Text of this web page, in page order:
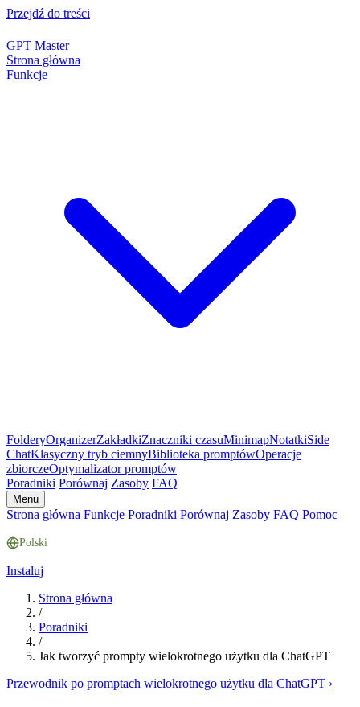
Przejdź do treści
GPT Master
Strona główna
Funkcje
FolderyOrganizerZakładkiZnaczniki czasuMinimapNotatkiSide
ChatKlasyczny tryb ciemnyBiblioteka promptówOperacje
zbiorczeOptymalizator promptów
Poradniki Porównaj Zasoby FAQ
Menu
Strona główna Funkcje Poradniki Porównaj Zasoby FAQ Pomoc
Polski
Instaluj
Strona główna
/
Poradniki
/
Jak tworzyć prompty wielokrotnego użytku dla ChatGPT
Przewodnik po promptach wielokrotnego użytku dla ChatGPT ›